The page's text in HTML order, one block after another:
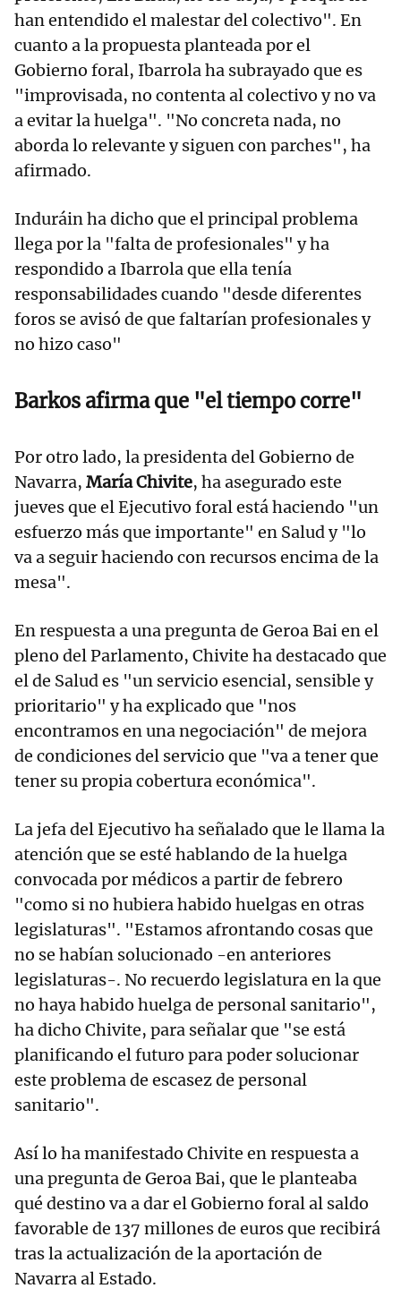
han entendido el malestar del colectivo". En
cuanto a la propuesta planteada por el
Gobierno foral, Ibarrola ha subrayado que es
"improvisada, no contenta al colectivo y no va
a evitar la huelga". "No concreta nada, no
aborda lo relevante y siguen con parches", ha
afirmado.
Induráin ha dicho que el principal problema
llega por la "falta de profesionales" y ha
respondido a Ibarrola que ella tenía
responsabilidades cuando "desde diferentes
foros se avisó de que faltarían profesionales y
no hizo caso"
Barkos afirma que "el tiempo corre"
Por otro lado, la presidenta del Gobierno de
Navarra, María Chivite, ha asegurado este
jueves que el Ejecutivo foral está haciendo "un
esfuerzo más que importante" en Salud y "lo
va a seguir haciendo con recursos encima de la
mesa".
En respuesta a una pregunta de Geroa Bai en el
pleno del Parlamento, Chivite ha destacado que
el de Salud es "un servicio esencial, sensible y
prioritario" y ha explicado que "nos
encontramos en una negociación" de mejora
de condiciones del servicio que "va a tener que
tener su propia cobertura económica".
La jefa del Ejecutivo ha señalado que le llama la
atención que se esté hablando de la huelga
convocada por médicos a partir de febrero
"como si no hubiera habido huelgas en otras
legislaturas". "Estamos afrontando cosas que
no se habían solucionado -en anteriores
legislaturas-. No recuerdo legislatura en la que
no haya habido huelga de personal sanitario",
ha dicho Chivite, para señalar que "se está
planificando el futuro para poder solucionar
este problema de escasez de personal
sanitario".
Así lo ha manifestado Chivite en respuesta a
una pregunta de Geroa Bai, que le planteaba
qué destino va a dar el Gobierno foral al saldo
favorable de 137 millones de euros que recibirá
tras la actualización de la aportación de
Navarra al Estado.